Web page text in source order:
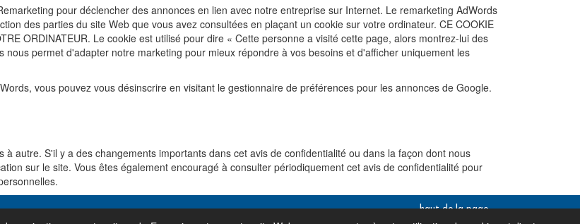
pour déclencher des annonces en lien avec notre entreprise sur Internet. Le remarketing AdWords
des parties du site Web que vous avez consultées en plaçant un cookie sur votre ordinateur. CE COOKIE
ORDINATEUR. Le cookie est utilisé pour dire « Cette personne a visité cette page, alors montrez-lui des
permet d'adapter notre marketing pour mieux répondre à vos besoins et d'afficher uniquement les
vous pouvez vous désinscrire en visitant le gestionnaire de préférences pour les annonces de Google.
autre. S'il y a des changements importants dans cet avis de confidentialité ou dans la façon dont nous
sur le site. Vous êtes également encouragé à consulter périodiquement cet avis de confidentialité pour
haut de la page